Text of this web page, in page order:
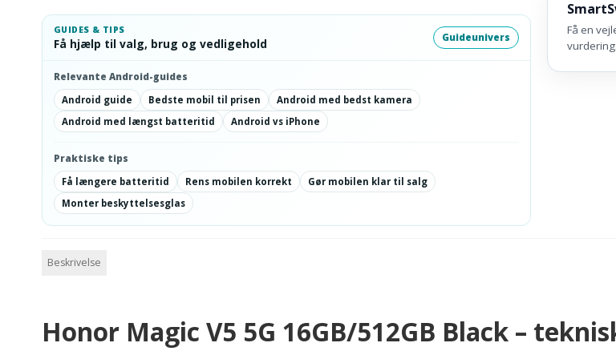
GUIDES & TIPS
Få hjælp til valg, brug og vedligehold Guideunivers
Relevante Android-guides
Android guide
Bedste mobil til prisen
Android med bedst kamera
Android med længst batteritid
Android vs iPhone
Praktiske tips
Få længere batteritid
Rens mobilen korrekt
Gør mobilen klar til salg
Monter beskyttelsesglas
Få en
vurdering.
Beskrivelse
Honor Magic V5 5G 16GB/512GB Black –